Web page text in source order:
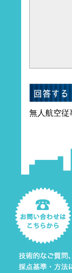
無人航空従